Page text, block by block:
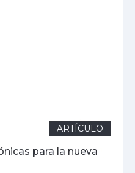
ARTÍCULO
para la nueva